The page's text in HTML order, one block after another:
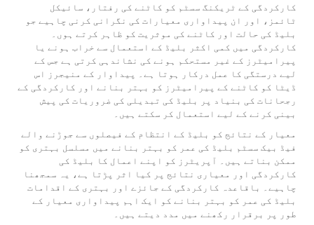
کارکردگی کے ٹریکنگ سسٹم کو کاٹنے کی رفتار، سائیکل
ٹائمز، اور ان پیداواری معیارات کی نگرانی کرنی چاہیے جو
بلیڈ کی حالت اور کاٹنے کی موثریت کو ظاہر کرتے ہوں۔
کارکردگی میں کمی اکثر بلیڈ کے استعمال سے خراب ہونے یا
پیرامیٹرز کے غیر مستحکم ہونے کی نشاندہی کرتی ہے جس کے
لیے درستگی کا عمل درکار ہوتا ہے۔ پیداوار کے منیجرز اس
ڈیٹا کو کاٹنے کے پیرامیٹرز کو بہتر بنانے اور کارکردگی کے
رجحانات کی بنیاد پر بلیڈ کی تبدیلی کی ضروریات کی پیش
بینی کرنے کے لیے استعمال کر سکتے ہیں۔
معیار کے نتائج کو بلیڈ کے انتظام کے فیصلوں سے جوڑنے والے
فیڈ بیک سسٹم بلیڈ کی عمر کو بہتر بنانے میں مسلسل بہتری کو
ممکن بناتے ہیں۔ آپریٹرز کو اپنے اعمال کا بلیڈ کی
کارکردگی اور معیاری نتائج پر کیا اثر پڑتا ہے، یہ سمجھنا
چاہیے۔ باقاعدہ کارکردگی کے جائزے اور بہتری کے اقدامات
بلیڈ کی عمر کو بہتر بنانے کو ایک اہم پیداواری معیار کے
طور پر برقرار رکھنے میں مدد دیتے ہیں۔